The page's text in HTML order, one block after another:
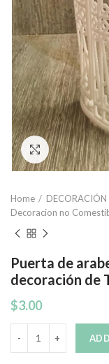
Click to
Home
Decoracion no
Puerta de
decoración de
$3.00